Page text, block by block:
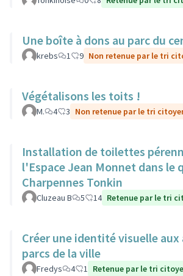
Une boîte à dons au parc du
krebs 1 9 Non retenue par le tri
Végétalisons les toits !
M. 4 3 Non retenue par le tri
Installation de toilettes
l'Espace Jean Monnet dans le
Charpennes Tonkin
Cluzeau B 5 14 Retenue par le tri
Créer une identité visuelle aux
parcs de la ville
Fredys 4 1 Retenue par le tri